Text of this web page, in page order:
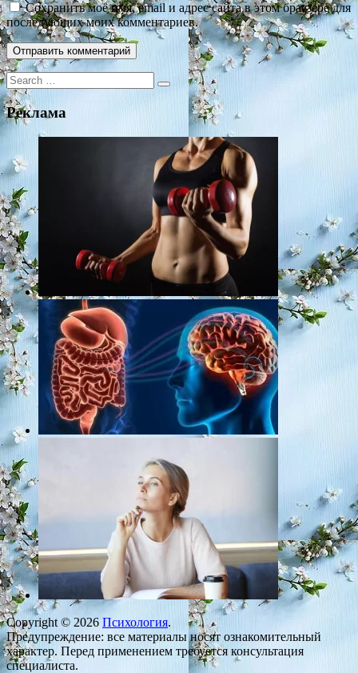
Сохранить моё имя, email и адрес сайта в этом браузере для
последующих моих комментариев.
Search
for:
Реклама
Copyright © 2026 Психология.
Предупреждение: все материалы носят ознакомительный
характер. Перед применением требуется консультация
специалиста.